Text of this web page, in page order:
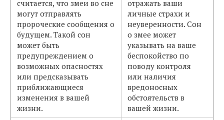
считается, что змеи во сне
могут отправлять
пророческие сообщения о
будущем. Такой сон
может быть
предупреждением о
возможных опасностях
или предсказывать
приближающиеся
изменения в вашей
жизни.
отражать ваши
личные страхи и
неуверенности. Сон
о змее может
указывать на ваше
беспокойство по
поводу контроля
или наличия
вредоносных
обстоятельств в
вашей жизни.